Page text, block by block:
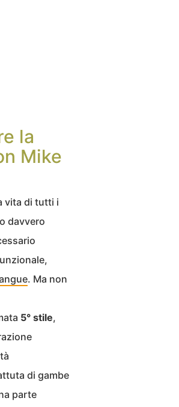
la
Mike
vita di tutti i
davvero
. Ma non
5° stile,
di gambe
parte